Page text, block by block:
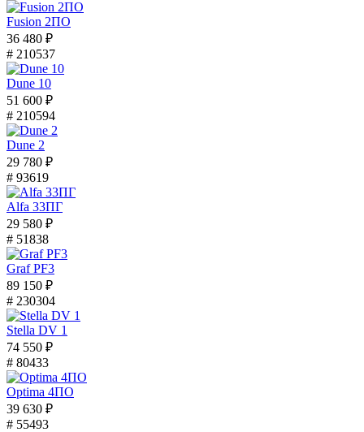
Fusion 2ПО
36 480 ₽
# 210537
Dune 10
51 600 ₽
# 210594
Dune 2
29 780 ₽
# 93619
Alfa 33ПГ
29 580 ₽
# 51838
Graf PF3
89 150 ₽
# 230304
Stella DV 1
74 550 ₽
# 80433
Optima 4ПО
39 630 ₽
# 55493